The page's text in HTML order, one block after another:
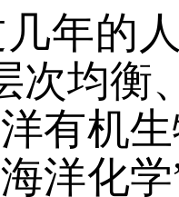
年的
次均衡
有机
洋化